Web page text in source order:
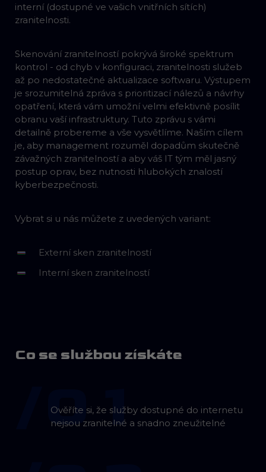
interní (dostupné ve vašich vnitřních sítích)
zranitelnosti.
Skenování zranitelností pokrývá široké spektrum
kontrol - od chyb v konfiguraci, zranitelnosti služeb
až po nedostatečné aktualizace softwaru. Výstupem
je srozumitelná zpráva s prioritizací nálezů a návrhy
opatření, která vám umožní velmi efektivně posílit
obranu vaší infrastruktury. Tuto zprávu s vámi
detailně probereme a vše vysvětlíme. Naším cílem
je, aby management rozuměl dopadům skutečně
závažných zranitelností a aby váš IT tým měl jasný
postup oprav, bez nutnosti hlubokých znalostí
kyberbezpečnosti.
Vybrat si u nás můžete z uvedených variant:
Externí sken zranitelností
Interní sken zranitelností
Co se službou získáte
/0 1
Ověříte si, že služby dostupné do internetu
nejsou zranitelné a snadno zneužitelné